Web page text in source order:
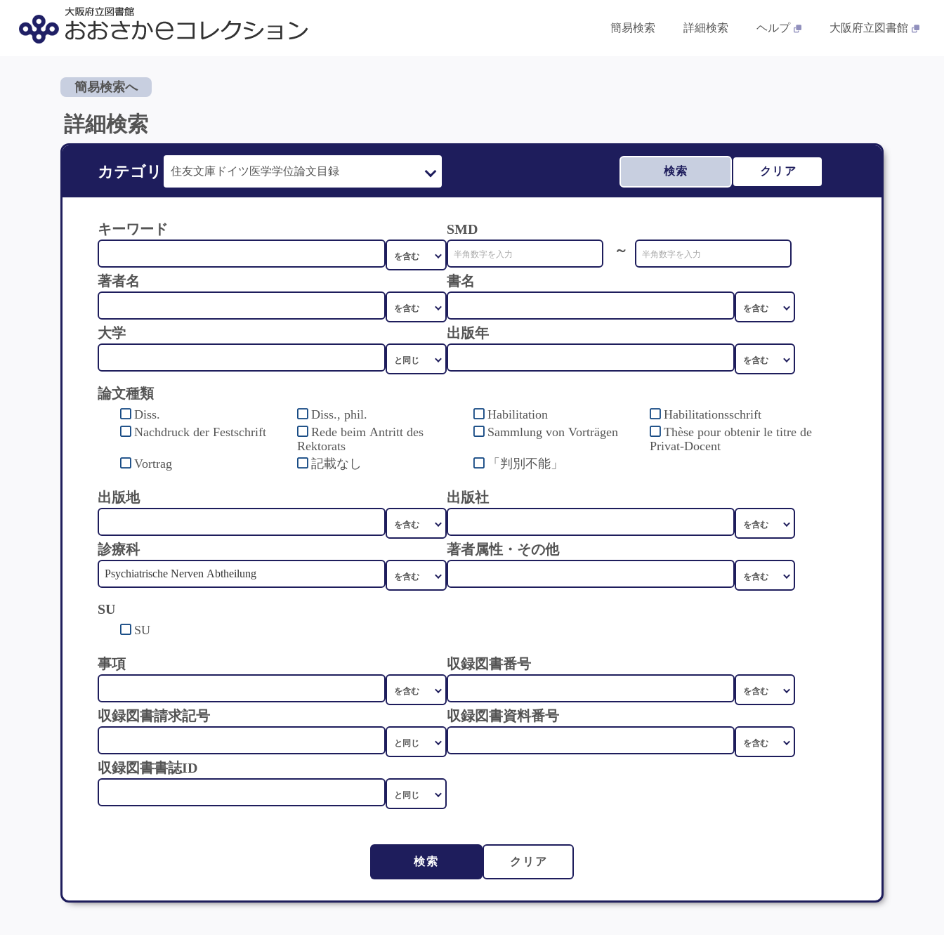
簡易検索 詳細検索 ヘルプ 大阪府立図書館
簡易検索へ
詳細検索
カテゴリ 検索 クリア
キーワード
SMD
～
著者名
書名
大学 出版年
論文種類
Diss. Diss., phil. Habilitation
Habilitationsschrift
Nachdruck der Festschrift
Rede beim Antritt des
Rektorats
Sammlung von Vorträgen
Thèse pour obtenir le titre de
Privat-Docent
Vortrag
記載なし 「判別不能」
出版地 出版社
診療科 著者属性・その他
SU
SU
事項 収録図書番号
収録図書請求記号 収録図書資料番号
収録図書書誌ID
検索 クリア